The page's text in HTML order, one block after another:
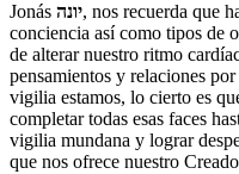
Jonás יונה, nos recuerda que
conciencia así como tipos de
de alterar nuestro ritmo
pensamientos y relaciones
vigilia estamos, lo cierto es
completar todas esas faces
vigilia mundana y lograr
que nos ofrece nuestro